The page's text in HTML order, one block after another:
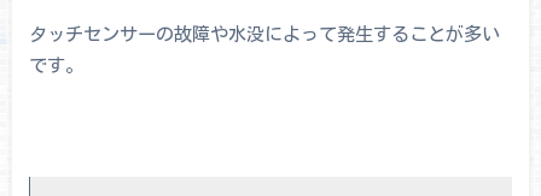
タッチセンサーの故障や水没によって発生することが多い
です。